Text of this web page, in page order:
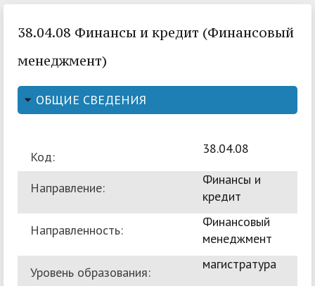
38.04.08 Финансы и кредит (Финансовый
менеджмент)
ОБЩИЕ СВЕДЕНИЯ
Код:
38.04.08
Направление:
Финансы и
кредит
Направленность:
Финансовый
менеджмент
Уровень образования:
магистратура